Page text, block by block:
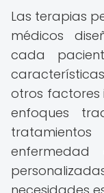
Las terapias
médicos
cada
otros factores
enfoques